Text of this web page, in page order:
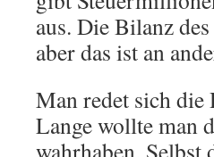
aus. Die Bilanz
aber das ist an
Man redet sich die
Lange wollte man
wahrhaben. Selbst